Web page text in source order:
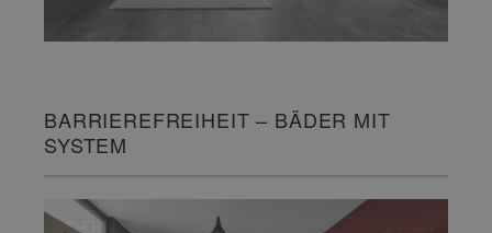
BARRIEREFREIHEIT – BÄDER MIT
SYSTEM